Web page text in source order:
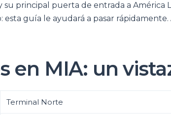
su principal puerta de entrada a América
guía le ayudará a pasar
en MIA: un
Terminal Norte